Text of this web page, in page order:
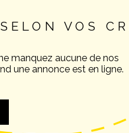
VOS
manquez aucune de nos
une annonce est en ligne.